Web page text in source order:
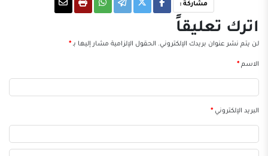
مشاركة :
اترك تعليقاً
لن يتم نشر عنوان بريدك الإلكتروني. الحقول الإلزامية مشار إليها بـ*
الاسم*
البريد الإلكتروني*